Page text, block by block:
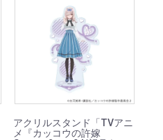
アクリルスタンド「TVアニ
メ『カッコウの許嫁